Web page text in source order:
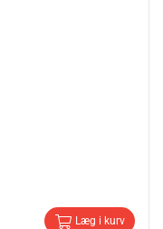
Læg i kurv